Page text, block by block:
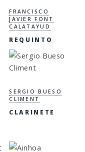
FRANCISCO
JAVIER FONT
CALATAYUD
REQUINTO
SERGIO BUESO
CLIMENT
CLARINETE